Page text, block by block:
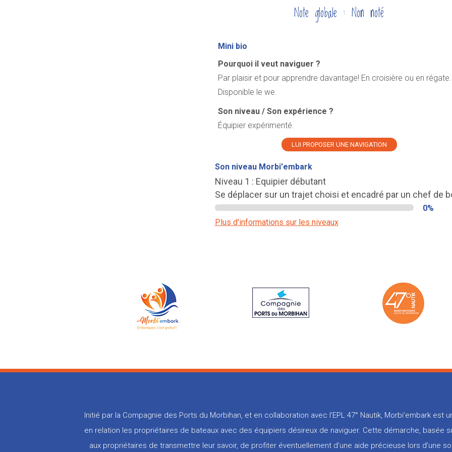
Note globale : Non noté
Mini bio
Pourquoi il veut naviguer ?
Par plaisir et pour apprendre davantage! En croisière ou en régate.
Disponible le we.
Son niveau / Son expérience ?
Équipier expérimenté.
LUI PROPOSER UNE NAVIGATION
Son niveau Morbi'embark
Niveau 1 : Equipier débutant
Se déplacer sur un trajet choisi et encadré par un chef de
0%
Plus d'informations sur les niveaux
Initié par la Compagnie des Ports du Morbihan, et en collaboration avec l’EPL 47° Nautik, Morbi’embark
en relation les propriétaires de bateaux avec des équipiers désireux de naviguer. Cette démarche, basée
aux propriétaires de transmettre leur savoir, de profiter éventuellement d’une aide précieuse lors d’une